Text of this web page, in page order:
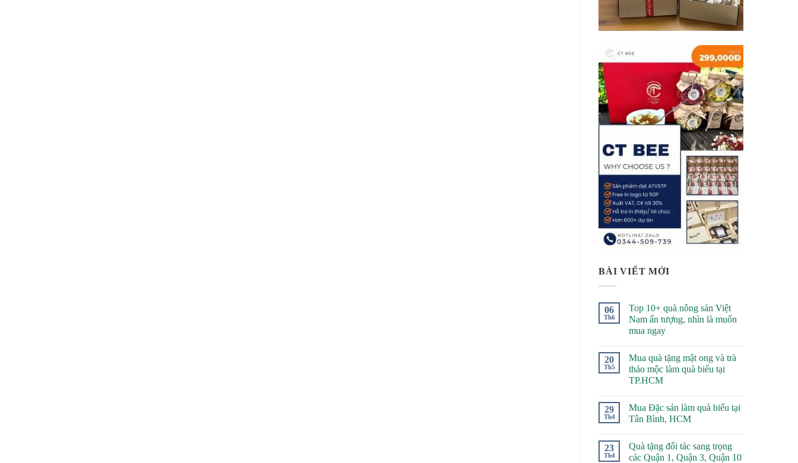
BÀI VIẾT MỚI
06
Th6
Top 10+ quà nông sản Việt
Nam ấn tượng, nhìn là muốn
mua ngay
20
Th5
Mua quà tặng mật ong và trà
thảo mộc làm quà biếu tại
TP.HCM
29
Th4
Mua Đặc sản làm quà biếu tại
Tân Bình, HCM
23
Th4
Quà tặng đối tác sang trọng
các Quận 1, Quận 3, Quận 10